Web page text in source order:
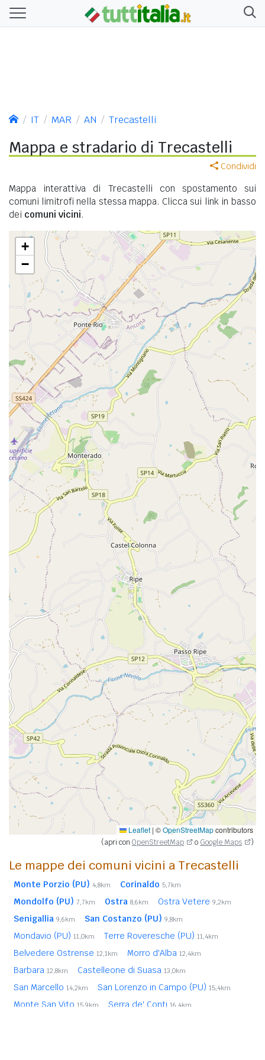
IT MAR AN Trecastelli
Mappa e stradario di Trecastelli
Condividi
Mappa interattiva di Trecastelli con spostamento sui
comuni limitrofi nella stessa mappa. Clicca sui link in basso
dei comuni vicini.
+
−
Leaflet | ©OpenStreetMapcontributors
(apri con OpenStreetMap o Google Maps )
Le mappe dei comuni vicini a Trecastelli
Monte Porzio (PU) 4,8km Corinaldo 5,7km
Mondolfo (PU) 7,7km Ostra 8,6km Ostra Vetere 9,2km
Senigallia 9,6km San Costanzo (PU) 9,8km
Mondavio (PU) 11,0km Terre Roveresche (PU) 11,4km
Belvedere Ostrense 12,1km Morro d'Alba 12,4km
Barbara 12,8km Castelleone di Suasa 13,0km
San Marcello 14,2km San Lorenzo in Campo (PU) 15,4km
Monte San Vito 15,9km Serra de' Conti 16,4km